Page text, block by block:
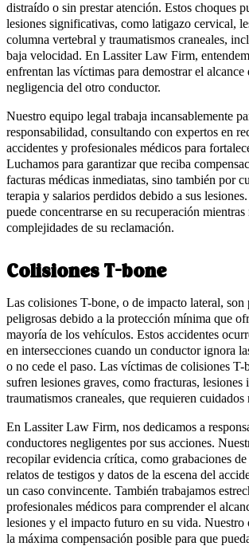
distraído o sin prestar atención. Estos choques
lesiones significativas, como latigazo cervical,
columna vertebral y traumatismos craneales,
baja velocidad. En Lassiter Law Firm,
enfrentan las víctimas para demostrar el alcance
negligencia del otro conductor.
Nuestro equipo legal trabaja incansablemente
responsabilidad, consultando con expertos en
accidentes y profesionales médicos para
Luchamos para garantizar que reciba
facturas médicas inmediatas, sino también por
terapia y salarios perdidos debido a sus
puede concentrarse en su recuperación mientras
complejidades de su reclamación.
Colisiones T-bone
Las colisiones T-bone, o de impacto lateral, son
peligrosas debido a la protección mínima que
mayoría de los vehículos. Estos accidentes
en intersecciones cuando un conductor ignora
o no cede el paso. Las víctimas de colisiones T-
sufren lesiones graves, como fracturas, lesiones
traumatismos craneales, que requieren
En Lassiter Law Firm, nos dedicamos a
conductores negligentes por sus acciones.
recopilar evidencia crítica, como grabaciones
relatos de testigos y datos de la escena del
un caso convincente. También trabajamos
profesionales médicos para comprender el
lesiones y el impacto futuro en su vida. Nuestro
la máxima compensación posible para que